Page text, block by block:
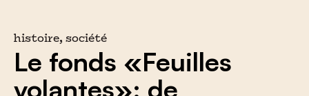
histoire, société
Le fonds «Feuilles
volantes»: de